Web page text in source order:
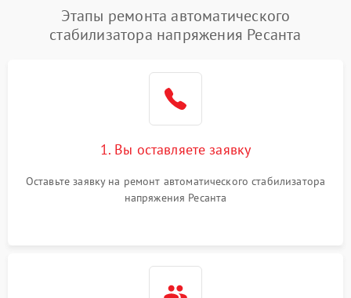
Этапы ремонта автоматического
стабилизатора напряжения Ресанта
1. Вы оставляете заявку
Оставьте заявку на ремонт автоматического стабилизатора
напряжения Ресанта